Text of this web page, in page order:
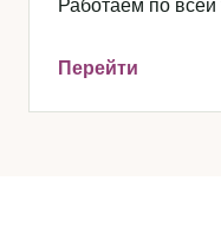
Работаем по
Перейти